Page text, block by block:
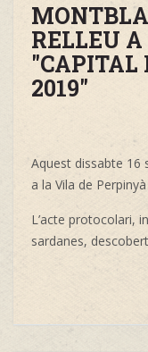
RELLEU
"CAPITAL
2019"
Aquest dissabte 16
a la Vila de
L’acte protocolari,
sardanes,